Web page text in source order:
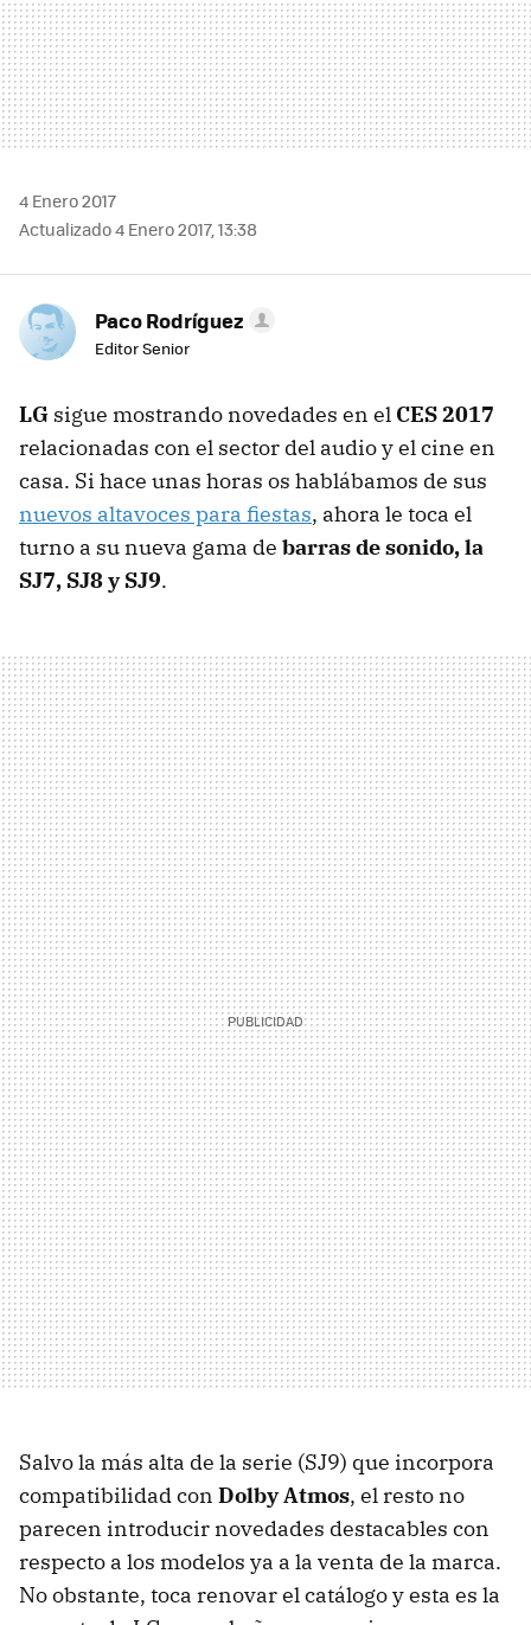
4 Enero 2017
Actualizado 4 Enero 2017, 13:38
Paco Rodríguez
Editor Senior
LG sigue mostrando novedades en el CES 2017
relacionadas con el sector del audio y el cine en
casa. Si hace unas horas os hablábamos de sus
nuevos altavoces para fiestas, ahora le toca el
turno a su nueva gama de barras de sonido, la
SJ7, SJ8 y SJ9.
Salvo la más alta de la serie (SJ9) que incorpora
compatibilidad con Dolby Atmos, el resto no
parecen introducir novedades destacables con
respecto a los modelos ya a la venta de la marca.
No obstante, toca renovar el catálogo y esta es la